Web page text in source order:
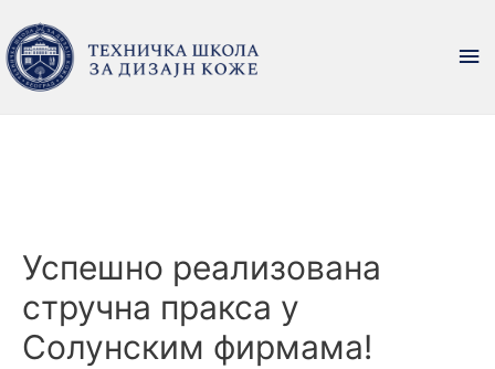
Успешно реализована
стручна пракса у
Солунским фирмама!